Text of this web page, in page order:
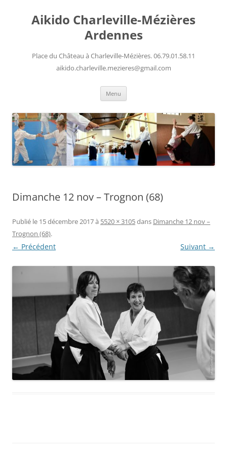
contenuAikido Charleville-Mézières
Ardennes
Place du Château à Charleville-Mézières. 06.79.01.58.11
aikido.charleville.mezieres@gmail.com
Menu
Dimanche 12 nov – Trognon (68)
Publié le 15 décembre 2017à 5520 × 3105dans Dimanche 12 nov –
Trognon (68).
← Précédent Suivant →